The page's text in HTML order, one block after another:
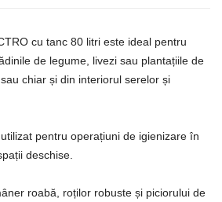
cu tanc 80 litri este ideal pentru
de legume, livezi sau plantațiile de
chiar și din interiorul serelor și
pentru operațiuni de igienizare în
deschise.
roabă, roților robuste și piciorului de